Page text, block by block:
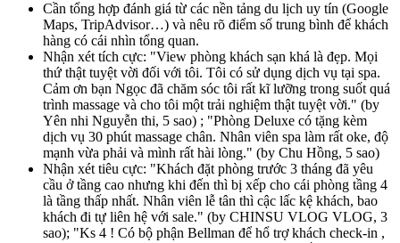
Cần tổng hợp đánh giá từ các nền tảng du lịch uy tín (Google
Maps, TripAdvisor…) và nêu rõ điểm số trung bình để khách
hàng có cái nhìn tổng quan.
Nhận xét tích cực: "View phòng khách sạn khá là đẹp. Mọi
thứ thật tuyệt vời đối với tôi. Tôi có sử dụng dịch vụ tại spa.
Cảm ơn bạn Ngọc đã chăm sóc tôi rất kĩ lưỡng trong suốt quá
trình massage và cho tôi một trải nghiệm thật tuyệt vời." (by
Yên nhi Nguyễn thi, 5 sao) ; "Phòng Deluxe có tặng kèm
dịch vụ 30 phút massage chân. Nhân viên spa làm rất oke, độ
mạnh vừa phải và mình rất hài lòng." (by Chu Hồng, 5 sao)
Nhận xét tiêu cực: "Khách đặt phòng trước 3 tháng đã yêu
cầu ở tầng cao nhưng khi đến thì bị xếp cho cái phòng tầng 4
là tầng thấp nhất. Nhân viên lễ tân thì cậc lấc kệ khách, bao
khách đi tự liên hệ với sale." (by CHINSU VLOG VLOG, 3
sao); "Ks 4 ! Có bộ phận Bellman để hổ trợ khách check-in ,